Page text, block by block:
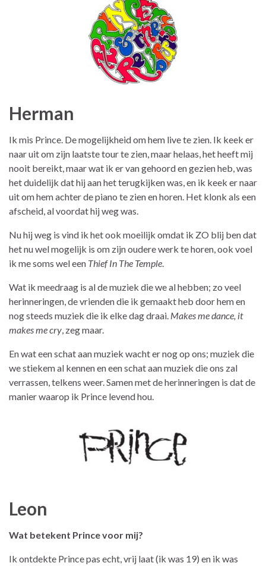
Herman
Ik mis Prince. De mogelijkheid om hem live te zien. Ik keek er
naar uit om zijn laatste tour te zien, maar helaas, het heeft mij
nooit bereikt, maar wat ik er van gehoord en gezien heb, was
het duidelijk dat hij aan het terugkijken was, en ik keek er naar
uit om hem achter de piano te zien en horen. Het klonk als een
afscheid, al voordat hij weg was.
Nu hij weg is vind ik het ook moeilijk omdat ik ZO blij ben dat
het nu wel mogelijk is om zijn oudere werk te horen, ook voel
ik me soms wel een Thief In The Temple
Wat ik meedraag is al de muziek die we al hebben; zo veel
herinneringen, de vrienden die ik gemaakt heb door hem en
nog steeds muziek die ik elke dag draai. Makes me dance, it
makes me cry , zeg maar.
En wat een schat aan muziek wacht er nog op ons; muziek die
we stiekem al kennen en een schat aan muziek die ons zal
verrassen, telkens weer. Samen met de herinneringen is dat de
manier waarop ik Prince levend hou.
Leon
Wat betekent Prince voor mij?
Ik ontdekte Prince pas echt, vrij laat (ik was 19) en ik was